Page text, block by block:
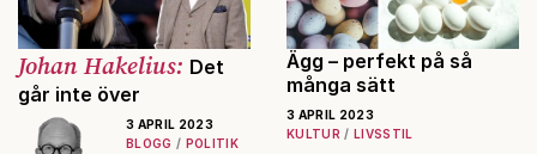
Johan Hakelius: Det
går inte över
3 APRIL 2023
BLOGG
POLITIK
Ägg – perfekt på så
många sätt
3 APRIL 2023
KULTUR
LIVSSTIL